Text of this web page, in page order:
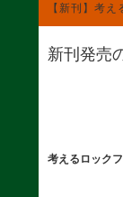
【新刊】考
新刊発売
考えるロック